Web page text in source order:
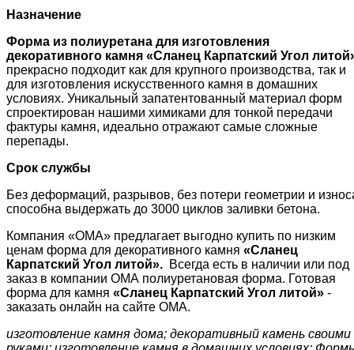
Назначение
Форма из полиуретана для изготовления
декоративного камня «Сланец Карпатский Угол литой
прекрасно подходит как для крупного производства, так и
для изготовления искусственного камня в домашних
условиях. Уникальный запатентованный материал форм
спроектирован нашими химиками для тонкой передачи
фактуры камня, идеально отражают самые сложные
перепады.
Срок службы
Без деформаций, разрывов, без потери геометрии и
способна выдержать до 3000 циклов заливки бетона.
Компания «ОМА» предлагает выгодно купить по низким
ценам форма для декоративного камня «Сланец
Карпатский Угол литой». Всегда есть в наличии или под
заказ в компании ОМА полиуретановая форма. Готовая
форма для камня «Сланец Карпатский Угол литой» -
заказать онлайн на сайте ОМА.
изготовление камня дома; декоративный камень своими